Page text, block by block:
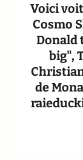
Voici
Cosmo
Donald
big",
de